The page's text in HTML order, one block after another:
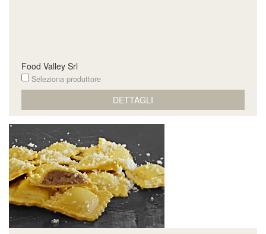
Food Valley Srl
Seleziona produttore
DETTAGLI